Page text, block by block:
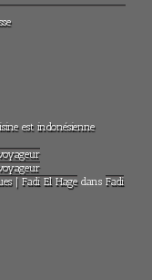
est indonésienne
| Fadi El Hagedans Fadi